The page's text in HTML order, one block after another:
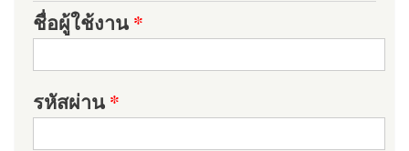
ชื่อผู้ใช้งาน*
รหัสผ่าน*